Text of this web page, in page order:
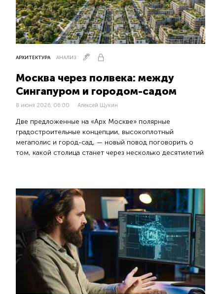
АРХИТЕКТУРА АНАЛИЗ
Москва через полвека: между
Сингапуром и городом-садом
8 июня 2026, 06:00 Алексей Щукин
Две предложенные на «Арх Москве» полярные
градостроительные концепции, высокоплотный
мегаполис и город-сад, — новый повод поговорить о
том, какой столица станет через несколько десятилетий